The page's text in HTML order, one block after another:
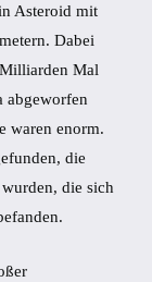
Asteroid mit
Dabei
Mal
abgeworfen
waren enorm.
die
die sich